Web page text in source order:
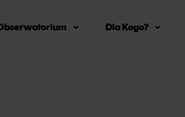
Dla Kogo?